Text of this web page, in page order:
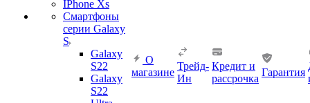
IPhone Xs
Смартфоны
серии Galaxy
S
Galaxy
S22
Galaxy
S22
О
магазине
Трейд-
Ин
Кредит и
рассрочка
Гарантия